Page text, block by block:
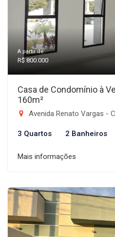
A partir de:
R$ 800.000
Casa de Condomínio à
160m²
Avenida Renato Vargas -
3 Quartos 2 Banheiros
Mais informações